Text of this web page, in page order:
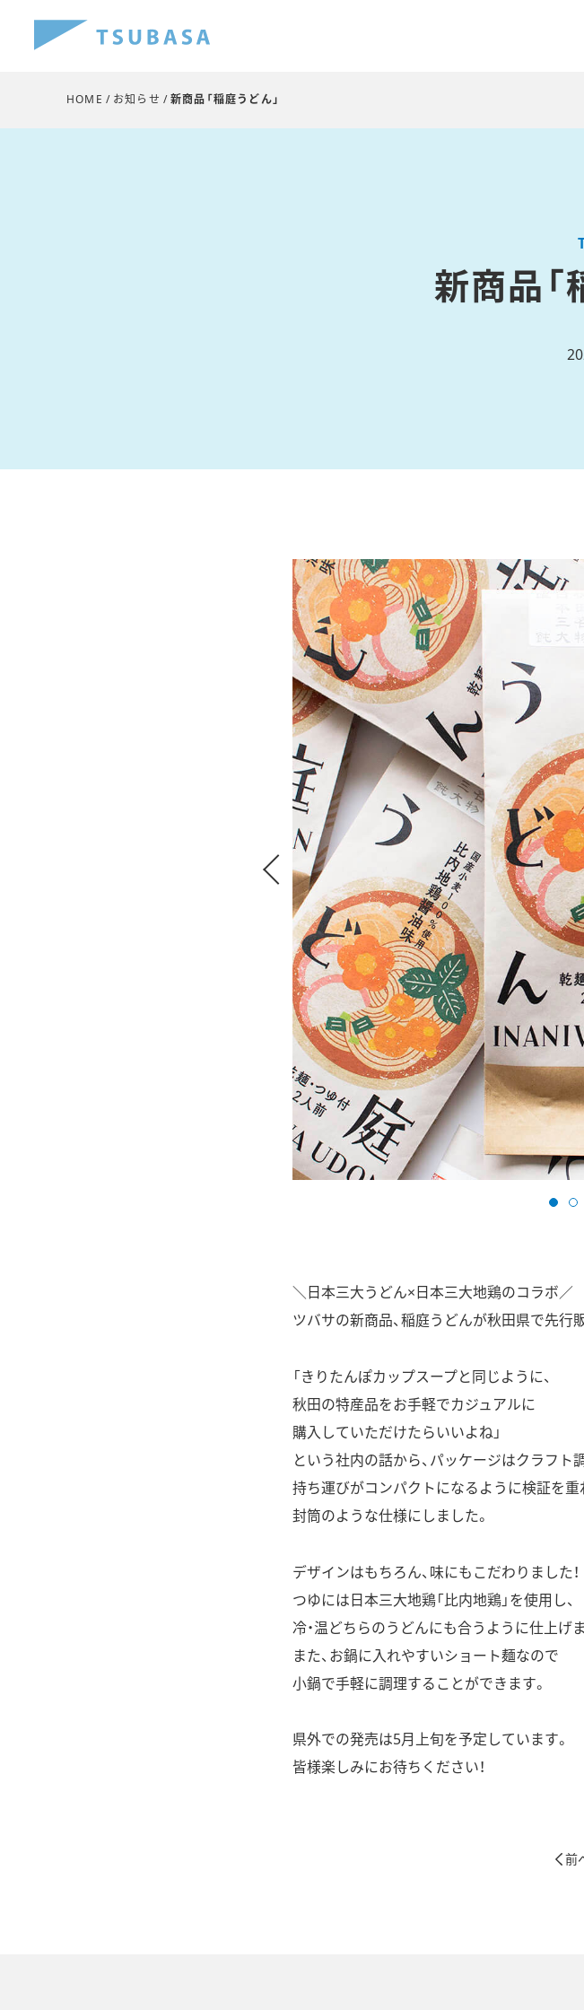
HOME お知らせ 新商品「稲庭うどん」
新商品「
＼日本三大うどん×日本三大地鶏のコラボ／
ツバサの新商品、稲庭うどんが秋田県で先行
「きりたんぽカップスープと同じように、
秋田の特産品をお手軽でカジュアルに
購入していただけたらいいよね」
という社内の話から、パッケージはクラフト調
持ち運びがコンパクトになるように検証を重
封筒のような仕様にしました。
デザインはもちろん、味にもこだわりました！
つゆには日本三大地鶏「比内地鶏」を使用し、
冷・温どちらのうどんにも合うように仕上げま
また、お鍋に入れやすいショート麺なので
小鍋で手軽に調理することができます。
県外での発売は5月上旬を予定しています。
皆様楽しみにお待ちください！
前